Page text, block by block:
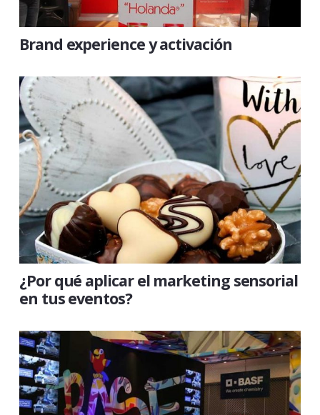
Brand experience y activación
¿Por qué aplicar el marketing sensorial
en tus eventos?